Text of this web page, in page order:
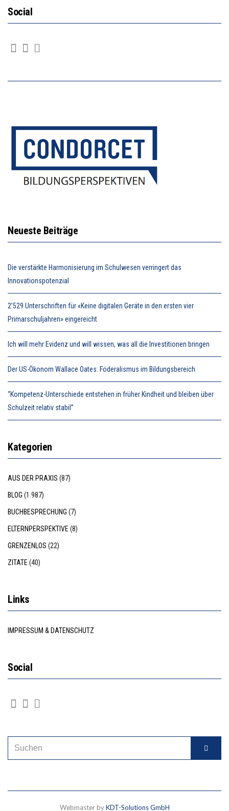
Social
Neueste Beiträge
Die verstärkte Harmonisierung im Schulwesen verringert das
Innovationspotenzial
2’529 Unterschriften für «Keine digitalen Geräte in den ersten vier
Primarschuljahren» eingereicht
Ich will mehr Evidenz und will wissen, was all die Investitionen bringen
Der US-Ökonom Wallace Oates: Föderalismus im Bildungsbereich
“Kompetenz-Unterschiede entstehen in früher Kindheit und bleiben über
Schulzeit relativ stabil”
Kategorien
AUS DER PRAXIS (87)
BLOG (1.987)
BUCHBESPRECHUNG (7)
ELTERNPERSPEKTIVE (8)
GRENZENLOS (22)
ZITATE (40)
Links
IMPRESSUM & DATENSCHUTZ
Social
Webmaster byKDT-Solutions GmbH